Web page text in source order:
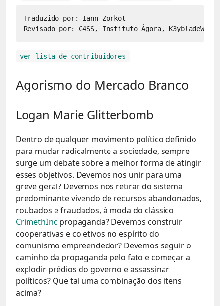
Traduzido por: Iann Zorkot
ver lista de contribuidores
Agorismo do Mercado Branco
Logan Marie Glitterbomb
Dentro de qualquer movimento político definido
para mudar radicalmente a sociedade, sempre
surge um debate sobre a melhor forma de atingir
esses objetivos. Devemos nos unir para uma
greve geral? Devemos nos retirar do sistema
predominante vivendo de recursos abandonados,
roubados e fraudados, à moda do clássico
CrimethInc propaganda? Devemos construir
cooperativas e coletivos no espírito do
comunismo empreendedor? Devemos seguir o
caminho da propaganda pelo fato e começar a
explodir prédios do governo e assassinar
políticos? Que tal uma combinação dos itens
acima?